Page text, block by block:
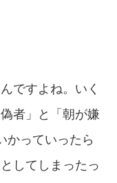
ですよね。いく
者」と「朝が嫌
かっていったら
してしまったっ